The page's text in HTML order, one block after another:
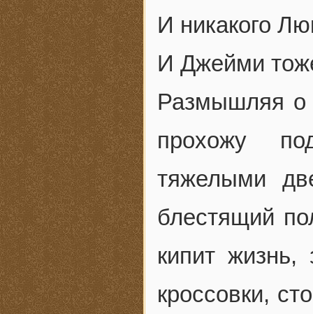
И никакого
И Джейми
Размышляя о
прохожу
тяжелыми
блестящий
кипит жизнь,
кроссовки,